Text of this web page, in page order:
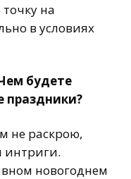
на
в условиях
будете
праздники?
не раскрою,
интриги.
новогоднем